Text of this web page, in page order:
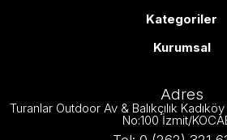
Kategoriler
Kurumsal
Adres
Turanlar Outdoor Av & Balıkçılık
No:100 İzmit/